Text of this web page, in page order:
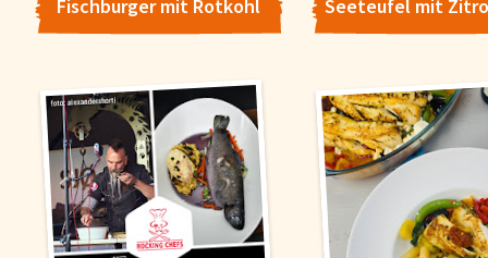
Fischburger mit Rotkohl